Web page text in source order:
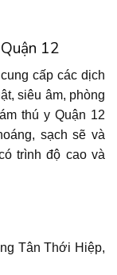
12
cấp các dịch
siêu âm, phòng
thú y Quận 12
sạch sẽ và
trình độ cao và
Tân Thới Hiệp,